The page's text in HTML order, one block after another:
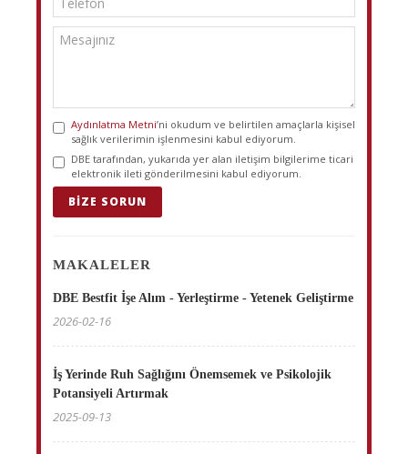
Aydınlatma Metni’ni okudum ve belirtilen amaçlarla kişisel
sağlık verilerimin işlenmesini kabul ediyorum.
DBE tarafından, yukarıda yer alan iletişim bilgilerime ticari
elektronik ileti gönderilmesini kabul ediyorum.
BIZE SORUN
MAKALELER
DBE Bestfit İşe Alım - Yerleştirme - Yetenek Geliştirme
2026-02-16
İş Yerinde Ruh Sağlığını Önemsemek ve Psikolojik
Potansiyeli Artırmak
2025-09-13